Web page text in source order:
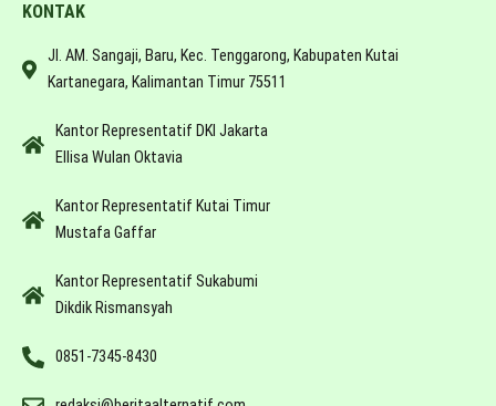
KONTAK
Jl. AM. Sangaji, Baru, Kec. Tenggarong, Kabupaten Kutai
Kartanegara, Kalimantan Timur 75511
Kantor Representatif DKI Jakarta
Ellisa Wulan Oktavia
Kantor Representatif Kutai Timur
Mustafa Gaffar
Kantor Representatif Sukabumi
Dikdik Rismansyah
0851-7345-8430